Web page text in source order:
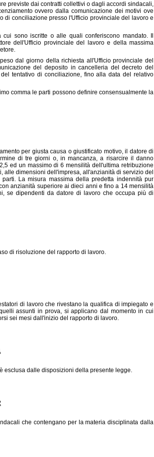
previste dai contratti collettivi o dagli accordi sindacali,
ovvero dalla comunicazione dei motivi ove
di conciliazione presso l'Ufficio provinciale del lavoro e
sono iscritte o alle quali conferiscono mandato. Il
dell'Ufficio provinciale del lavoro e della massima
dal giorno della richiesta all'Ufficio provinciale del
del deposito in cancelleria del decreto del
tentativo di conciliazione, fino alla data del relativo
comma le parti possono definire consensualmente la
per giusta causa o giustificato motivo, il datore di
di tre giorni o, in mancanza, a risarcire il danno
ed un massimo di 6 mensilità dell'ultima retribuzione
dimensioni dell'impresa, all'anzianità di servizio del
La misura massima della predetta indennità pur
anzianità superiore ai dieci anni e fino a 14 mensilità
se dipendenti da datore di lavoro che occupa più di
di risoluzione del rapporto di lavoro.
di lavoro che rivestano la qualifica di impiegato e
assunti in prova, si applicano dal momento in cui
sei mesi dall'inizio del rapporto di lavoro.
esclusa dalle disposizioni della presente legge.
che contengano per la materia disciplinata dalla